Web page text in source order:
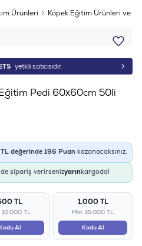
Ürünleri Köpek Eğitim Ürünleri ve
yetkili satıcısıdır.
Pedi 60x60cm 50li
TL değerinde 196 Puan kazanacaksınız.
sipariş verirsenizyarınkargoda!
TL
10.000 TL
Kodu Al
1.000 TL
Min: 15.000 TL
Kodu Al